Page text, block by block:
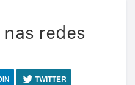
redes
TWITTER